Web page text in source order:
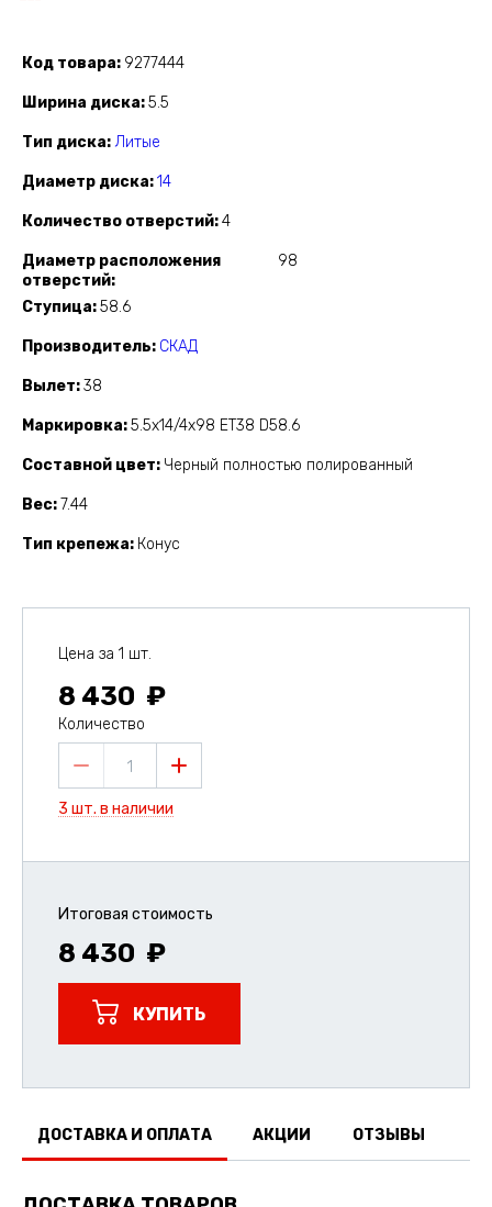
Код товара 9277444
Ширина диска 5.5
Тип диска Литые
Диаметр диска 14
Количество отверстий 4
Диаметр расположения
отверстий
98
Ступица 58.6
Производитель СКАД
Вылет 38
Маркировка 5.5x14/4x98 ET38 D58.6
Составной цвет Черный полностью полированный
Вес 7.44
Тип крепежа Конус
Цена за 1 шт.
8 430
Количество
1
3 шт. в наличии
Итоговая стоимость
8 430
КУПИТЬ
ДОСТАВКА И ОПЛАТА АКЦИИ ОТЗЫВЫ